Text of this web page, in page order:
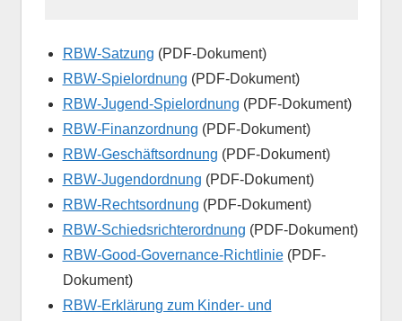
RBW-Satzung (PDF-Dokument)
RBW-Spielordnung (PDF-Dokument)
RBW-Jugend-Spielordnung (PDF-Dokument)
RBW-Finanzordnung (PDF-Dokument)
RBW-Geschäftsordnung (PDF-Dokument)
RBW-Jugendordnung (PDF-Dokument)
RBW-Rechtsordnung (PDF-Dokument)
RBW-Schiedsrichterordnung (PDF-Dokument)
RBW-Good-Governance-Richtlinie(PDF-
Dokument)
RBW-Erklärung zum Kinder- und